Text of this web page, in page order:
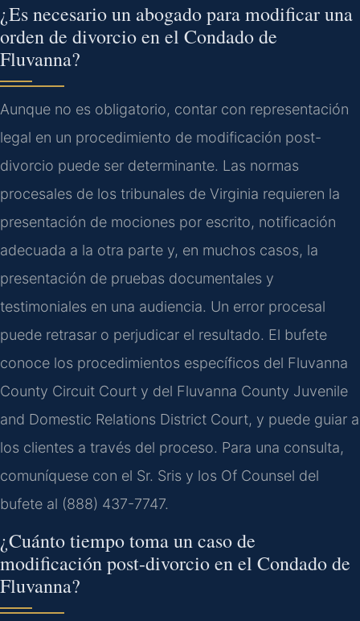
¿Es necesario un abogado para modificar una
orden de divorcio en el Condado de
Fluvanna?
Aunque no es obligatorio, contar con representación
legal en un procedimiento de modificación post-
divorcio puede ser determinante. Las normas
procesales de los tribunales de Virginia requieren la
presentación de mociones por escrito, notificación
adecuada a la otra parte y, en muchos casos, la
presentación de pruebas documentales y
testimoniales en una audiencia. Un error procesal
puede retrasar o perjudicar el resultado. El bufete
conoce los procedimientos específicos del Fluvanna
County Circuit Court y del Fluvanna County Juvenile
and Domestic Relations District Court, y puede guiar a
los clientes a través del proceso. Para una consulta,
comuníquese con el Sr. Sris y los Of Counsel del
bufete al (888) 437-7747.
¿Cuánto tiempo toma un caso de
modificación post-divorcio en el Condado de
Fluvanna?